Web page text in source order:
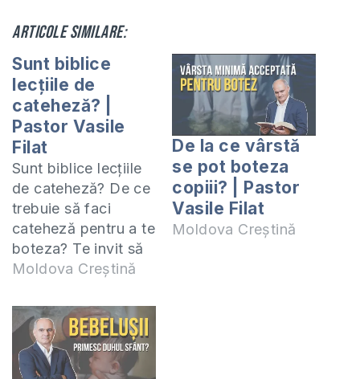
Articole similare:
Sunt biblice
lecțiile de
cateheză? |
Pastor Vasile
Filat
Sunt biblice lecțiile
de cateheză? De ce
trebuie să faci
cateheză pentru a te
boteza? Te invit să
studiem împreună
Studiul acesta îl
predau online
(ZOOM) în fiecare zi
de miercuri la orele
Moldova Creștină
De la ce vârstă
se pot boteza
copiii? | Pastor
Vasile Filat
Moldova Creștină